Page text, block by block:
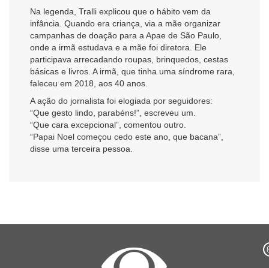
Na legenda, Tralli explicou que o hábito vem da
infância. Quando era criança, via a mãe organizar
campanhas de doação para a Apae de São Paulo,
onde a irmã estudava e a mãe foi diretora. Ele
participava arrecadando roupas, brinquedos, cestas
básicas e livros. A irmã, que tinha uma síndrome rara,
faleceu em 2018, aos 40 anos.
A ação do jornalista foi elogiada por seguidores:
“Que gesto lindo, parabéns!”, escreveu um.
“Que cara excepcional”, comentou outro.
“Papai Noel começou cedo este ano, que bacana”,
disse uma terceira pessoa.